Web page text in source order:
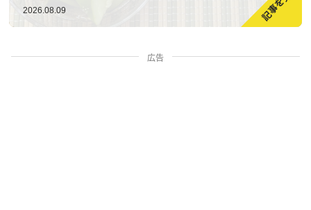
2026.08.09
広告